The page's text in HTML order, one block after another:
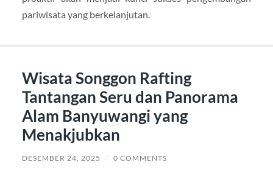
pariwisata yang berkelanjutan.
Wisata Songgon Rafting
Tantangan Seru dan Panorama
Alam Banyuwangi yang
Menakjubkan
DESEMBER 24, 2025 / 0 COMMENTS